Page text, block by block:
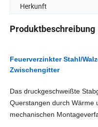
Herkunft
Produktbeschreibung
Feuerverzinkter Stahl/
Zwischengitter
Das druckgeschweißte
Querstangen durch Wärme
mechanischen